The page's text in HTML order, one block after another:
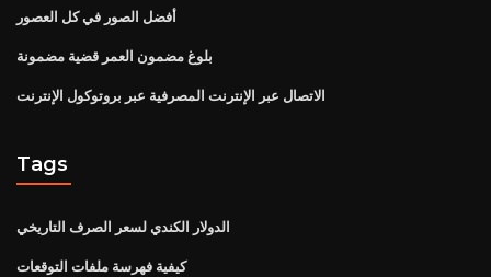
أفضل الصور في كل العصور
بلوغ مضمون العمر قضية مضمونة
الاتصال عبر الإنترنت المصرفية عبر بروتوكول الإنترنت
Tags
الدولار الكندي لسعر الصرف التاريخي
كيفية فهرسة ملفات التوقعات